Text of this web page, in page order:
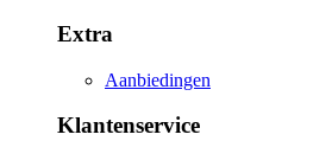
Extra
Aanbiedingen
Klantenservice